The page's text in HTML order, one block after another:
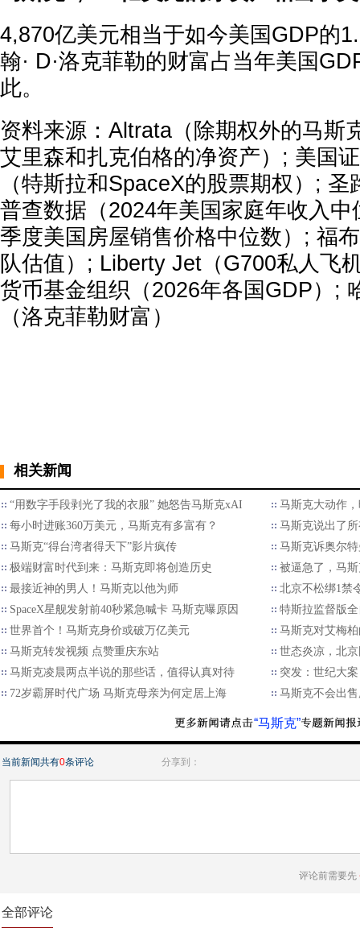
4,870亿美元相当于如今美国GDP的
翰· D·洛克菲勒的财富占当年美国
此。
资料来源：Altrata（除期权外的马斯
艾里森和扎克伯格的净资产）; 美国
（特斯拉和SpaceX的股票期权）;
普查数据（2024年美国家庭年收入
季度美国房屋销售价格中位数）; 福
队估值）; Liberty Jet（G700私人飞
货币基金组织（2026年各国GDP）;
（洛克菲勒财富）
相关新闻
“用数字手段剥光了我的衣服” 她怒告马斯克xAI
马斯克大动作
每小时进账360万美元，马斯克有多富有？
马斯克说出了
马斯克“得台湾者得天下”影片疯传
马斯克诉奥尔
极端财富时代到来：马斯克即将创造历史
被逼急了，马
最接近神的男人！马斯克以他为师
北京不松绑1禁
SpaceX星舰发射前40秒紧急喊卡 马斯克曝原因
特斯拉监督版
世界首个！马斯克身价或破万亿美元
马斯克对艾梅
马斯克转发视频 点赞重庆东站
世态炎凉，北
马斯克凌晨两点半说的那些话，值得认真对待
突发：世纪大
72岁霸屏时代广场 马斯克母亲为何定居上海
马斯克不会出售
“马斯克”
当前新闻共有0条评论 分享到：
评论前需要先
全部评论